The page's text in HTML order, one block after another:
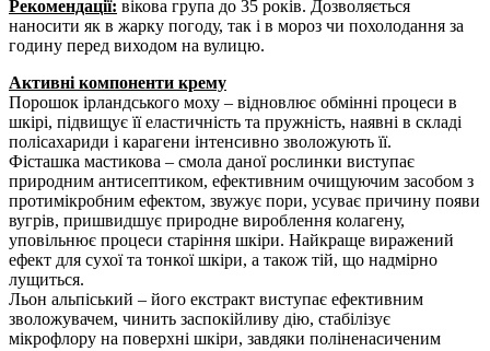
Рекомендації: вікова група до 35 років. Дозволяється
наносити як в жарку погоду, так і в мороз чи похолодання за
годину перед виходом на вулицю.
Активні компоненти крему
Порошок ірландського моху – відновлює обмінні процеси в
шкірі, підвищує її еластичність та пружність, наявні в складі
полісахариди і карагени інтенсивно зволожують її.
Фісташка мастикова – смола даної рослинки виступає
природним антисептиком, ефективним очищуючим засобом з
протимікробним ефектом, звужує пори, усуває причину появи
вугрів, пришвидшує природне вироблення колагену,
уповільнює процеси старіння шкіри. Найкраще виражений
ефект для сухої та тонкої шкіри, а також тій, що надмірно
лущиться.
Льон альпіський – його екстракт виступає ефективним
зволожувачем, чинить заспокійливу дію, стабілізує
мікрофлору на поверхні шкіри, завдяки поліненасиченим